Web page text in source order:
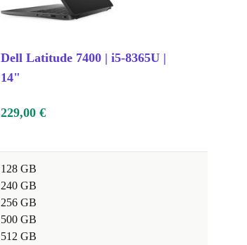
Dell Latitude 7400 | i5-8365U |
14"
229,00 €
128 GB
240 GB
256 GB
500 GB
512 GB